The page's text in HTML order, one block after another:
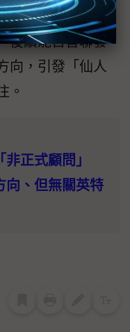
先進封裝技術大
後續能否替聯發
向，引發「仙人
。
非正式顧問」
向、但無關英特